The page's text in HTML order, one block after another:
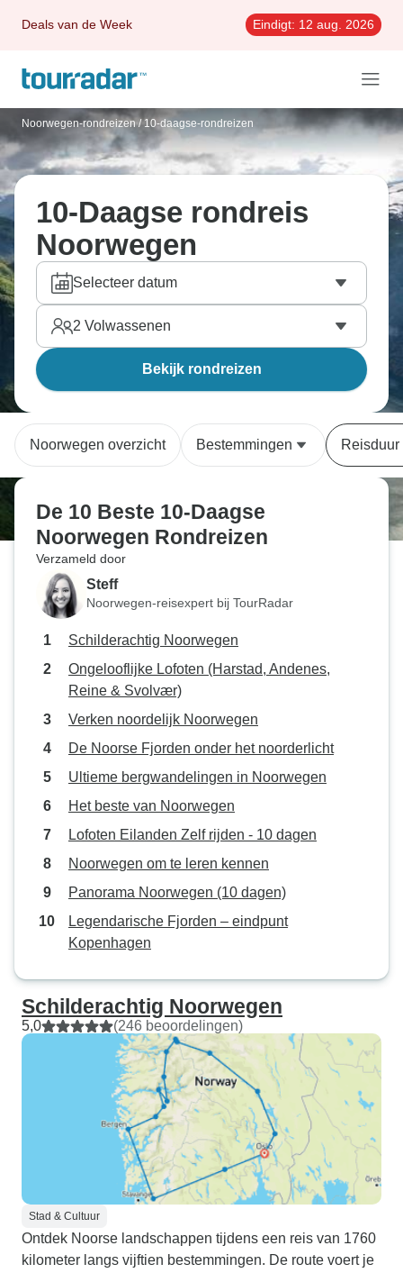
Deals van de Week Eindigt: 12 aug. 2026
Noorwegen-rondreizen / 10-daagse-rondreizen
10-Daagse rondreis
Noorwegen
Selecteer datum
2 Volwassenen
Bekijk rondreizen
Noorwegen overzicht Bestemmingen Reisduur
De 10 Beste 10-Daagse
Noorwegen Rondreizen
Verzameld door
Steff
Noorwegen-reisexpert bij TourRadar
Schilderachtig Noorwegen
Ongelooflijke Lofoten (Harstad, Andenes,
Reine & Svolvær)
Verken noordelijk Noorwegen
De Noorse Fjorden onder het noorderlicht
Ultieme bergwandelingen in Noorwegen
Het beste van Noorwegen
Lofoten Eilanden Zelf rijden - 10 dagen
Noorwegen om te leren kennen
Panorama Noorwegen (10 dagen)
Legendarische Fjorden – eindpunt
Kopenhagen
Schilderachtig Noorwegen
5,0 (246 beoordelingen)
Stad & Cultuur
Ontdek Noorse landschappen tijdens een reis van 1760
kilometer langs vijftien bestemmingen. De route voert je